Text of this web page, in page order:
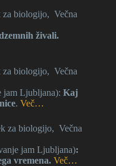
za biologijo, Večna
živali.
za biologijo, Večna
jam Ljubljana): Kaj
. Več…
za biologijo, Večna
jam Ljubljana):
vremena. Več…